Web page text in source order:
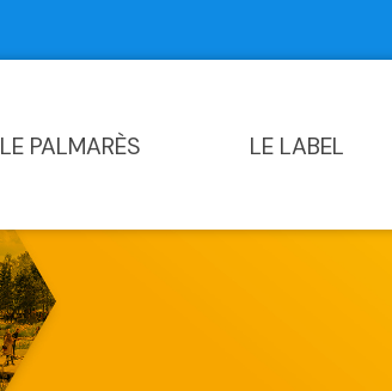
LE PALMARÈS LE LABEL